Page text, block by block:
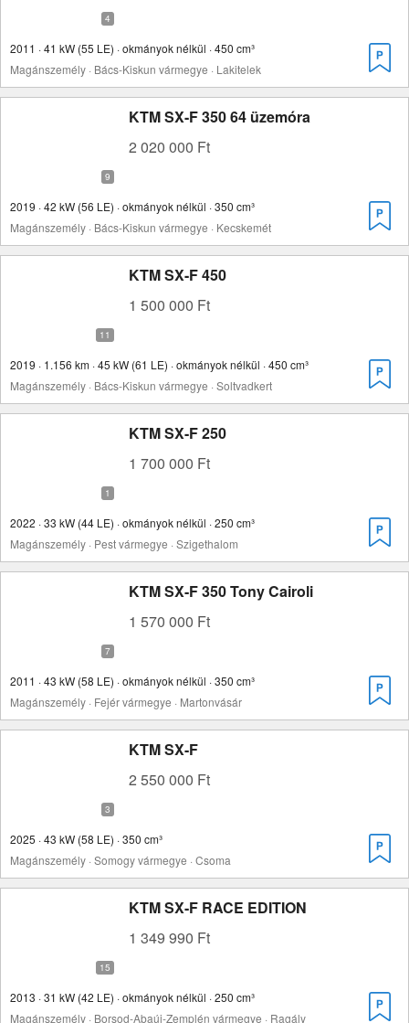
2011 · 41 kW (55 LE) · okmányok nélkül · 450 cm³
Magánszemély · Bács-Kiskun vármegye · Lakitelek
KTM SX-F 350 64 üzemóra
2 020 000 Ft
2019 · 42 kW (56 LE) · okmányok nélkül · 350 cm³
Magánszemély · Bács-Kiskun vármegye · Kecskemét
KTM SX-F 450
1 500 000 Ft
2019 · 1.156 km · 45 kW (61 LE) · okmányok nélkül · 450 cm³
Magánszemély · Bács-Kiskun vármegye · Soltvadkert
KTM SX-F 250
1 700 000 Ft
2022 · 33 kW (44 LE) · okmányok nélkül · 250 cm³
Magánszemély · Pest vármegye · Szigethalom
KTM SX-F 350 Tony Cairoli
1 570 000 Ft
2011 · 43 kW (58 LE) · okmányok nélkül · 350 cm³
Magánszemély · Fejér vármegye · Martonvásár
KTM SX-F
2 550 000 Ft
2025 · 43 kW (58 LE) · 350 cm³
Magánszemély · Somogy vármegye · Csoma
KTM SX-F RACE EDITION
1 349 990 Ft
2013 · 31 kW (42 LE) · okmányok nélkül · 250 cm³
Magánszemély · Borsod-Abaúj-Zemplén vármegye · Ragály